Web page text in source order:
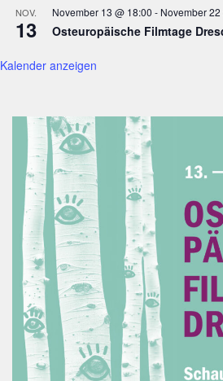
NOV.
13
November 13 @ 18:00 - November 22
Osteuropäische Filmtage
Kalender anzeigen